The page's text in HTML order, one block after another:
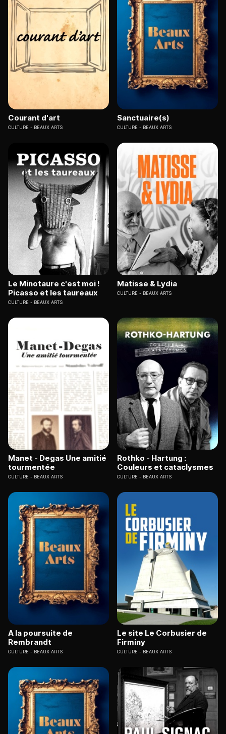
Courant d'art
CULTURE BEAUX ARTS
Sanctuaire(s)
CULTURE BEAUX ARTS
Le Minotaure c'est moi !
Picasso et les taureaux
CULTURE BEAUX ARTS
Matisse & Lydia
CULTURE BEAUX ARTS
Manet - Degas Une amitié
tourmentée
CULTURE BEAUX ARTS
Rothko - Hartung :
Couleurs et cataclysmes
CULTURE BEAUX ARTS
A la poursuite de
Rembrandt
CULTURE BEAUX ARTS
Le site Le Corbusier de
Firminy
CULTURE BEAUX ARTS